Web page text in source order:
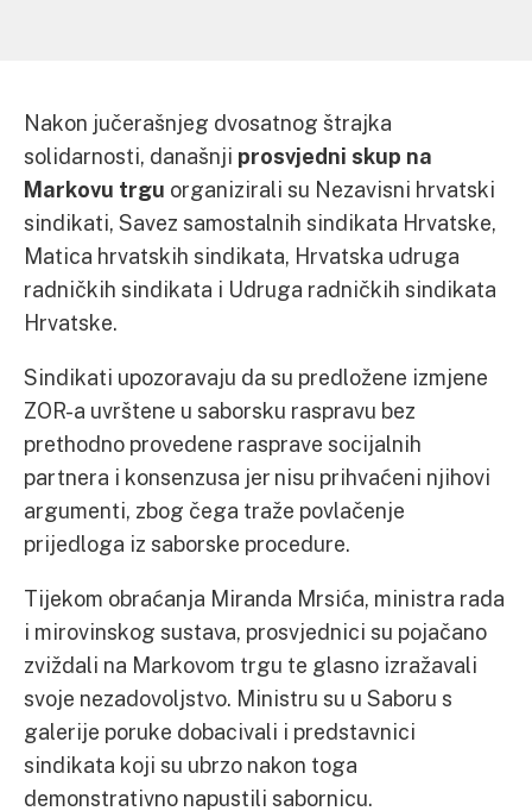
Nakon jučerašnjeg dvosatnog štrajka
solidarnosti, današnji prosvjedni skup na
Markovu trgu organizirali su Nezavisni hrvatski
sindikati, Savez samostalnih sindikata Hrvatske,
Matica hrvatskih sindikata, Hrvatska udruga
radničkih sindikata i Udruga radničkih sindikata
Hrvatske.
Sindikati upozoravaju da su predložene izmjene
ZOR-a uvrštene u saborsku raspravu bez
prethodno provedene rasprave socijalnih
partnera i konsenzusa jer nisu prihvaćeni njihovi
argumenti, zbog čega traže povlačenje
prijedloga iz saborske procedure.
Tijekom obraćanja Miranda Mrsića, ministra rada
i mirovinskog sustava, prosvjednici su pojačano
zviždali na Markovom trgu te glasno izražavali
svoje nezadovoljstvo. Ministru su u Saboru s
galerije poruke dobacivali i predstavnici
sindikata koji su ubrzo nakon toga
demonstrativno napustili sabornicu.